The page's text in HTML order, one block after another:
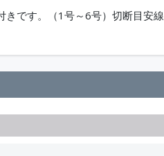
きです。（1号～6号）切断目安線